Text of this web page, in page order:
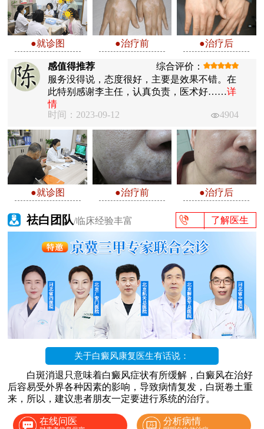
●就诊图 ●治疗前 ●治疗后
感值得推荐
综合评价：
服务没得说，态度很好，主要是效果不错。在
此特别感谢李主任，认真负责，医术好……详
情
时间：2023-09-12
4904
●就诊图 ●治疗前 ●治疗后
祛白团队/临床经验丰富 了解医生
关于白癜风康复医生有话说：
白斑消退只意味着白癜风症状有所缓解，白癜风在治好
后容易受外界各种因素的影响，导致病情复发，白斑卷土重
来，所以，建议患者朋友一定要进行系统的治疗。
在线问医 分析病情